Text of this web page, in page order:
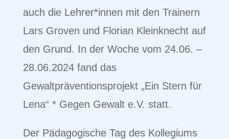
auch die Lehrer*innen mit den Trainern
Lars Groven und Florian Kleinknecht auf
den Grund. In der Woche vom 24.06. –
28.06.2024 fand das
Gewaltpräventionsprojekt „Ein Stern für
Lena“ * Gegen Gewalt e.V. statt.
Der Pädagogische Tag des Kollegiums